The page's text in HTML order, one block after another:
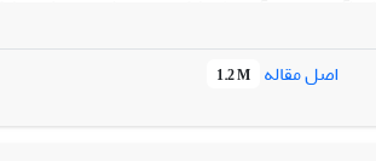
شدید)) بودند.
ارتفاع بوته معنی‌دار بود که کم‌ترین مقدار
شد. با این وجود وزن هزاردانه کینوا تحت
اصل مقاله 1.2 M